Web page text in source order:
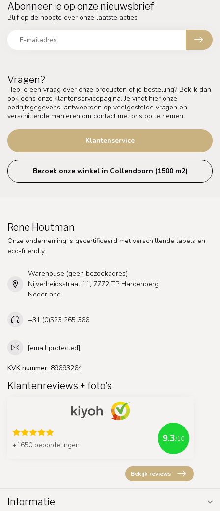
Vragen?
Heb je een vraag over onze producten of je bestelling? Bekijk dan
ook eens onze klantenservicepagina. Je vindt hier onze
bedrijfsgegevens, antwoorden op veelgestelde vragen en
verschillende manieren om contact met ons op te nemen.
Klantenservice
Bezoek onze winkel in Collendoorn (1500 m2)
Abonneer je op onze nieuwsbrief
Blijf op de hoogte over onze laatste acties
Rene Houtman
Onze onderneming is gecertificeerd met verschillende labels en
eco-friendly.
Warehouse (geen bezoekadres)
Nijverheidsstraat 11, 7772 TP Hardenberg
Nederland
+31 (0)523 265 366
[email protected]
KVK nummer: 89693264
Klantenreviews + foto's
+1650 beoordelingen
9.3/10
Bekijk reviews
Informatie